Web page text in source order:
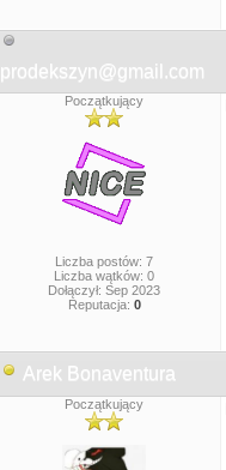
prodekszyn@gmail.com
Początkujący
Liczba postów: 7
Liczba wątków: 0
Dołączył: Sep 2023
Reputacja: 0
Arek Bonaventura
Początkujący